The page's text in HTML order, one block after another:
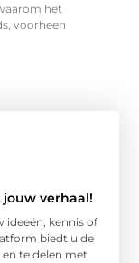
het
voorheen
verhaal!
ideeën, kennis of
biedt u de
te delen met